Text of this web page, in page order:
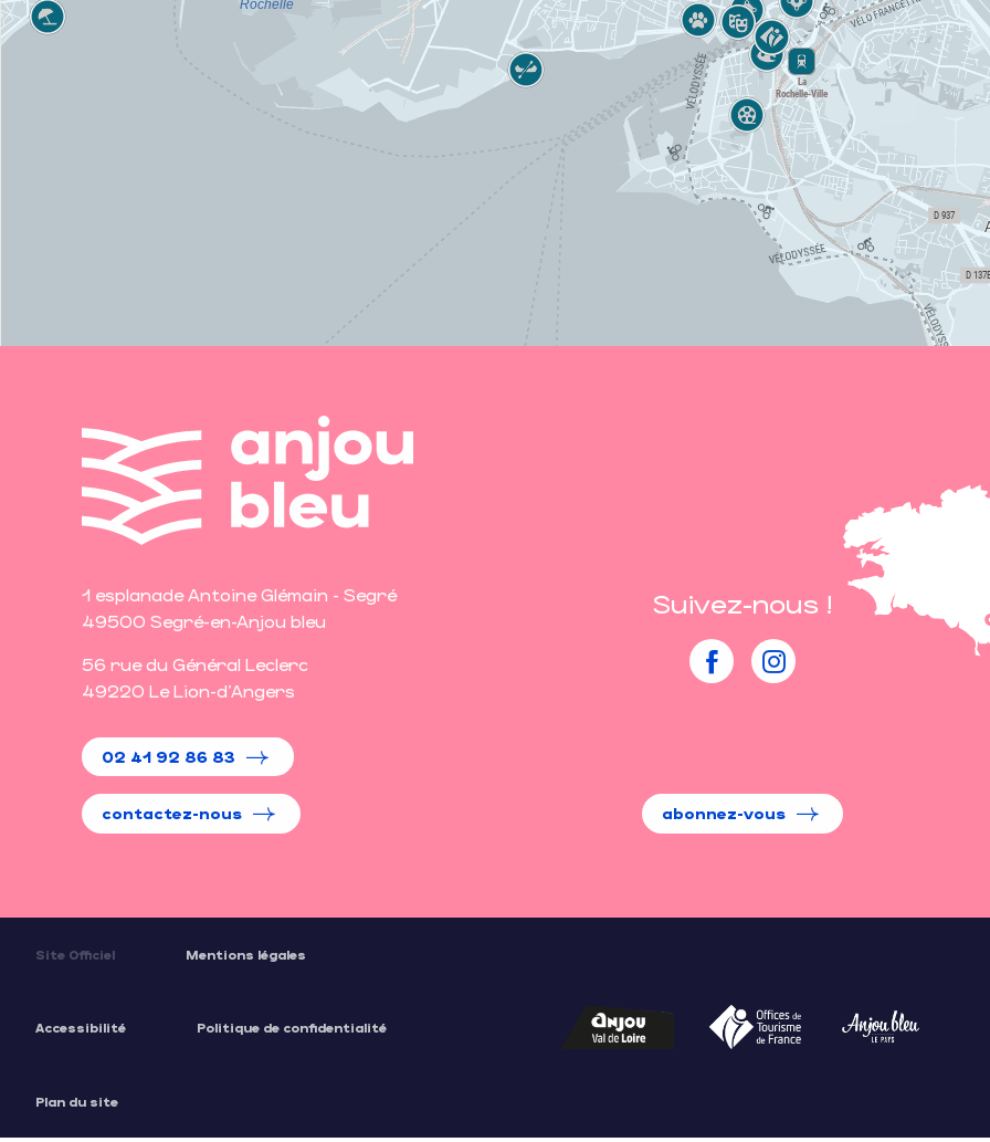
1 esplanade Antoine Glémain - Segré
49500 Segré-en-Anjou bleu
56 rue du Général Leclerc
49220 Le Lion-d'Angers
02 41 92 86 83
contactez-nous
Suivez-nous !
abonnez-vous
Site Officiel Mentions légales
Accessibilité Politique de confidentialité
Plan du site